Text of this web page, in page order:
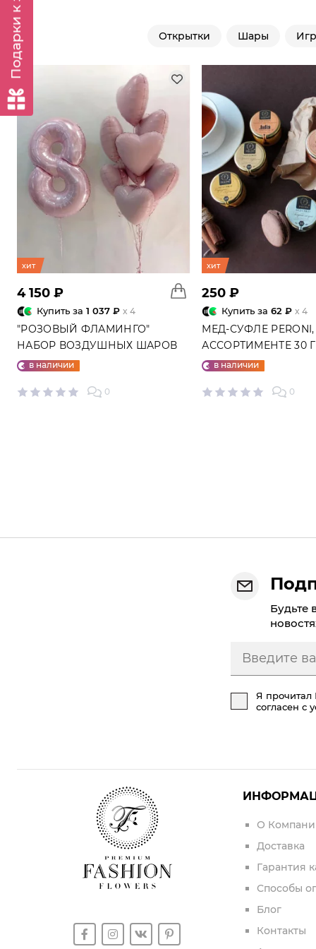
Открытки Шары
хит
4 150 ₽
Купить за 1 037 ₽ x 4
"РОЗОВЫЙ ФЛАМИНГО"
НАБОР ВОЗДУШНЫХ ШАРОВ
№25в наличии
0
хит
250 ₽
Купить за 62 ₽ x 4
МЕД-СУФЛЕ
АССОРТИМЕНТЕ 30
в наличии
0
Будьте
Я прочитал
согласен с
О
Доставка
Гарантия
Способы
Блог
Контакты